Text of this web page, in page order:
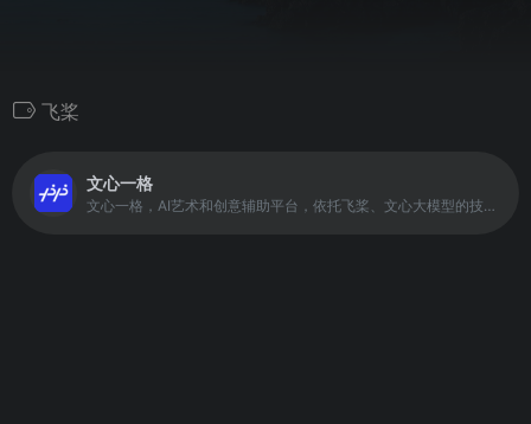
飞桨
文心一格
文心一格，AI艺术和创意辅助平台，依托飞桨、文心大模型的技术创新推出的“AI作画”产品，可轻松驾驭多种风格，人人皆可“一语成画”